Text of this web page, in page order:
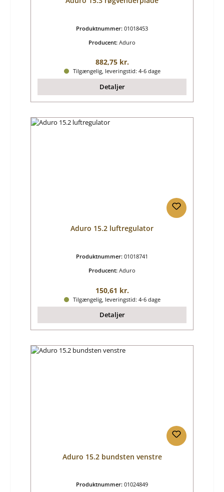
Produktnummer: 01018453
Producent: Aduro
Almindelig pris:
882,75 kr.
Tilgængelig, leveringstid: 4-6 dage
Detaljer
Aduro 15.2 luftregulator
Produktnummer: 01018741
Producent: Aduro
Almindelig pris:
150,61 kr.
Tilgængelig, leveringstid: 4-6 dage
Detaljer
Aduro 15.2 bundsten venstre
Produktnummer: 01024849